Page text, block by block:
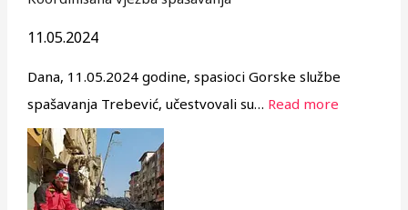
11.05.2024
Dana, 11.05.2024 godine, spasioci Gorske službe
spašavanja Trebević, učestvovali su… Read more